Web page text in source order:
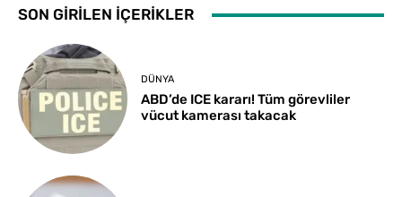
SON GİRİLEN İÇERİKLER
DÜNYA
ABD’de ICE kararı! Tüm görevliler
vücut kamerası takacak